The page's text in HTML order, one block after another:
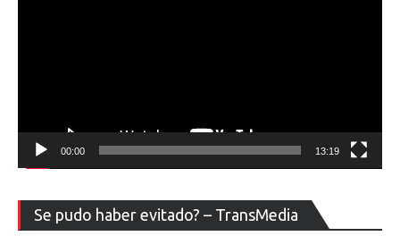
00:00 13:19
Se pudo haber evitado? – TransMedia
de